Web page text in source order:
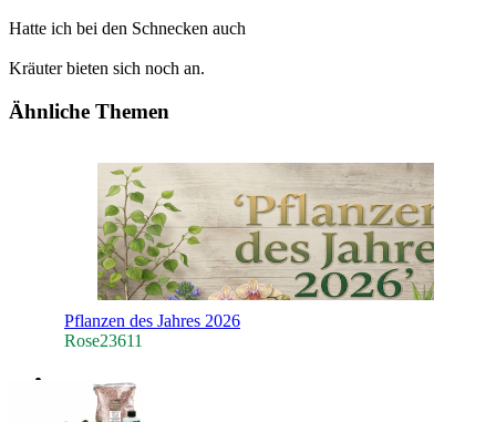
Hatte ich bei den Schnecken auch
Kräuter bieten sich noch an.
Ähnliche Themen
Pflanzen des Jahres 2026
Rose23611